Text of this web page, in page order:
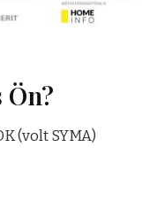
(volt SYMA)